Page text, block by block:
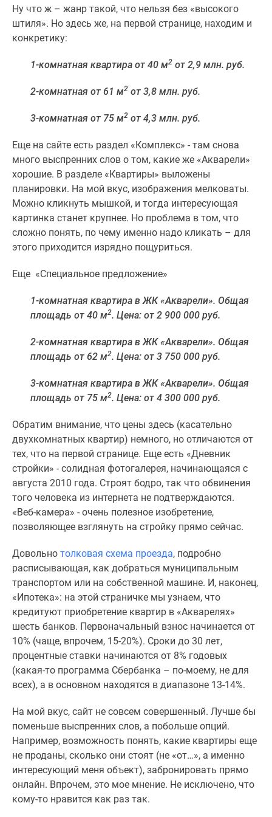
Дома
коттеджи
поселки
Готовые
коттеджные
поселки
Строящиеся
коттеджные
поселки
Коттеджные
поселки
Коттеджные
водоема
поселки
Бизнес-
центры
Скидки
акции
Макс
Ну что ж – жанр такой, что нельзя без «высокого
штиля». Но здесь же, на первой странице, находим и
конкретику:
1-комнатная квартира от 40 м2 от 2,9 млн. руб.
2-комнатная от 61 м2 от 3,8 млн. руб.
3-комнатная от 75 м2 от 4,3 млн. руб.
Еще на сайте есть раздел «Комплекс» - там снова
много выспренних слов о том, какие же «Акварели»
хорошие. В разделе «Квартиры» выложены
планировки. На мой вкус, изображения мелковаты.
Можно кликнуть мышкой, и тогда интересующая
картинка станет крупнее. Но проблема в том, что
сложно понять, по чему именно надо кликать – для
этого приходится изрядно пощуриться.
Еще «Специальное предложение»
1-комнатная квартира в ЖК «Акварели». Общая
площадь от 40 м2. Цена: от 2 900 000 руб.
2-комнатная квартира в ЖК «Акварели». Общая
площадь от 62 м2. Цена: от 3 750 000 руб.
3-комнатная квартира в ЖК «Акварели». Общая
площадь от 75 м2. Цена: от 4 300 000 руб.
Обратим внимание, что цены здесь (касательно
двухкомнатных квартир) немного, но отличаются от
тех, что на первой странице. Еще есть «Дневник
стройки» - солидная фотогалерея, начинающаяся с
августа 2010 года. Строят бодро, так что обвинения
того человека из интернета не подтверждаются.
«Веб-камера» - очень полезное изобретение,
позволяющее взглянуть на стройку прямо сейчас.
Довольно толковая схема проезда, подробно
расписывающая, как добраться муниципальным
транспортом или на собственной машине. И, наконец,
«Ипотека»: на этой страничке мы узнаем, что
кредитуют приобретение квартир в «Акварелях»
шесть банков. Первоначальный взнос начинается от
10% (чаще, впрочем, 15-20%). Сроки до 30 лет,
процентные ставки начинаются от 8% годовых
(какая-то программа Сбербанка – по-моему, не для
всех), а в основном находятся в диапазоне 13-14%.
На мой вкус, сайт не совсем совершенный. Лучше бы
поменьше выспренних слов, а побольше опций.
Например, возможность понять, какие квартиры еще
не проданы, сколько они стоят (не «от…», а именно
интересующий меня объект), забронировать прямо
онлайн. Впрочем, это мое мнение. Не исключено, что
кому-то нравится как раз так.